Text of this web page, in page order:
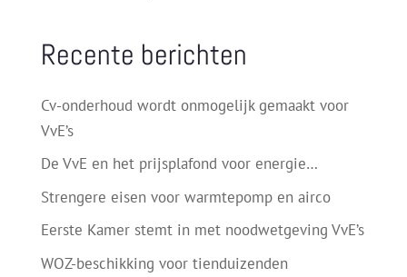
Recente berichten
Cv-onderhoud wordt onmogelijk gemaakt voor
VvE’s
De VvE en het prijsplafond voor energie…
Strengere eisen voor warmtepomp en airco
Eerste Kamer stemt in met noodwetgeving VvE’s
WOZ-beschikking voor tienduizenden